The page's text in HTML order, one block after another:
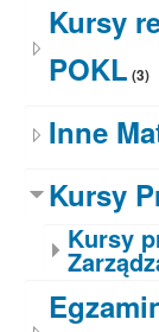
Kursy
POKL (3)
Inne
Kursy
Kursy